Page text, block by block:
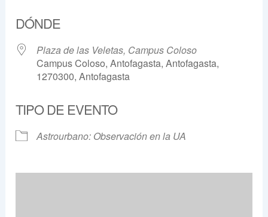
DÓNDE
Plaza de las Veletas, Campus Coloso
Campus Coloso, Antofagasta, Antofagasta,
1270300, Antofagasta
TIPO DE EVENTO
Astrourbano: Observación en la UA